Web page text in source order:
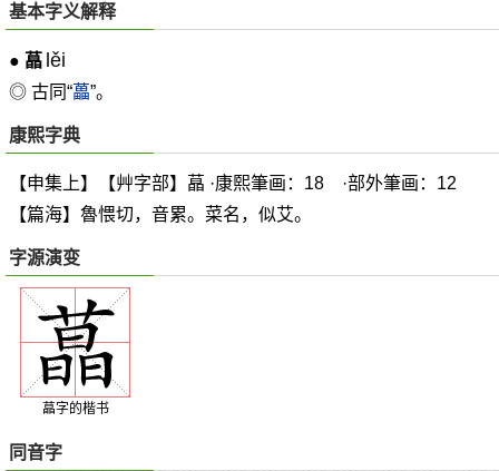
基本字义解释
● 蕌 lěi
◎ 古同“藟”。
康熙字典
【申集上】【艸字部】蕌 ·康熙筆画：18 ·部外筆画：12
【篇海】魯愄切，音累。菜名，似艾。
字源演变
蕌字的楷书
同音字